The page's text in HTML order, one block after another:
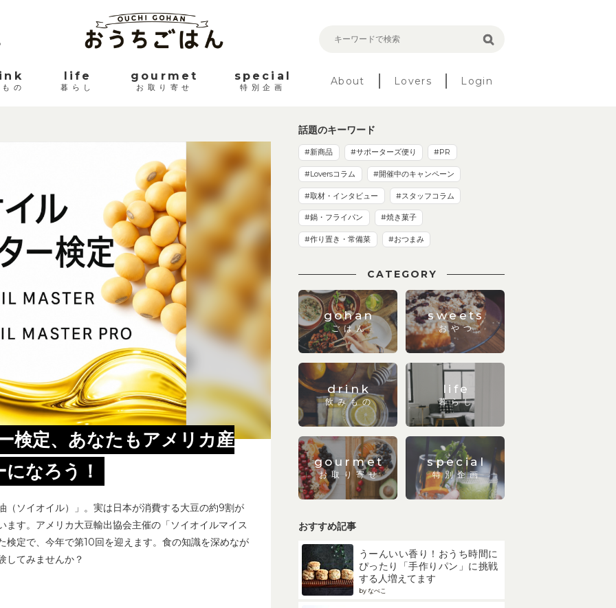
の
life
暮らし
gourmet
お取り寄せ
special
特別企画 About Lovers Login
検定、あなたもアメリカ産
なろう！
（ソイオイル）」。実は日本が消費する大豆の約9割が
す。アメリカ大豆輸出協会主催の「ソイオイルマイス
検定で、今年で第10回を迎えます。食の知識を深めなが
してみませんか？
話題のキーワード
#新商品 #サポーターズ便り #PR
#Loversコラム #開催中のキャンペーン
#取材・インタビュー #スタッフコラム
#鍋・フライパン #焼き菓子
#作り置き・常備菜 #おつまみ
CATEGORY
gohan
ごはん
sweets
おやつ
drink
飲みもの
life
暮らし
gourmet
お取り寄せ
special
特別企画
おすすめ記事
うーんいい香り！おうち時間に
ぴったり「手作りパン」に挑戦
する人増えてます
by なべこ